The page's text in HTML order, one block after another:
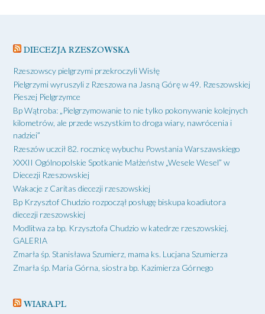
DIECEZJA RZESZOWSKA
Rzeszowscy pielgrzymi przekroczyli Wisłę
Pielgrzymi wyruszyli z Rzeszowa na Jasną Górę w 49. Rzeszowskiej
Pieszej Pielgrzymce
Bp Wątroba: „Pielgrzymowanie to nie tylko pokonywanie kolejnych
kilometrów, ale przede wszystkim to droga wiary, nawrócenia i
nadziei”
Rzeszów uczcił 82. rocznicę wybuchu Powstania Warszawskiego
XXXII Ogólnopolskie Spotkanie Małżeństw „Wesele Wesel” w
Diecezji Rzeszowskiej
Wakacje z Caritas diecezji rzeszowskiej
Bp Krzysztof Chudzio rozpoczął posługę biskupa koadiutora
diecezji rzeszowskiej
Modlitwa za bp. Krzysztofa Chudzio w katedrze rzeszowskiej.
GALERIA
Zmarła śp. Stanisława Szumierz, mama ks. Lucjana Szumierza
Zmarła śp. Maria Górna, siostra bp. Kazimierza Górnego
WIARA.PL